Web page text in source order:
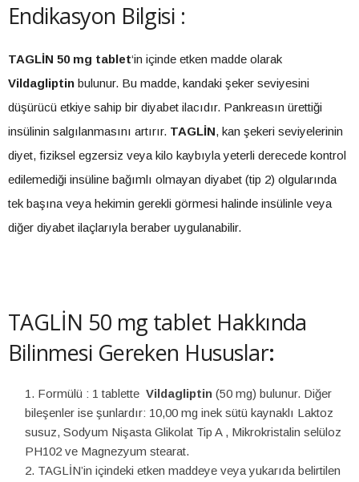
Endikasyon Bilgisi :
TAGLİN 50 mg tablet‘in içinde etken madde olarak
Vildagliptin bulunur. Bu madde, kandaki şeker seviyesini
düşürücü etkiye sahip bir diyabet ilacıdır. Pankreasın ürettiği
insülinin salgılanmasını artırır. TAGLİN, kan şekeri seviyelerinin
diyet, fiziksel egzersiz veya kilo kaybıyla yeterli derecede kontrol
edilemediği insüline bağımlı olmayan diyabet (tip 2) olgularında
tek başına veya hekimin gerekli görmesi halinde insülinle veya
diğer diyabet ilaçlarıyla beraber uygulanabilir.
TAGLİN 50 mg tablet Hakkında
Bilinmesi Gereken Hususlar:
Formülü : 1 tablette Vildagliptin (50 mg) bulunur. Diğer
bileşenler ise şunlardır: 10,00 mg inek sütü kaynaklı Laktoz
susuz, Sodyum Nişasta Glikolat Tip A , Mikrokristalin selüloz
PH102 ve Magnezyum stearat.
TAGLİN’in içindeki etken maddeye veya yukarıda belirtilen